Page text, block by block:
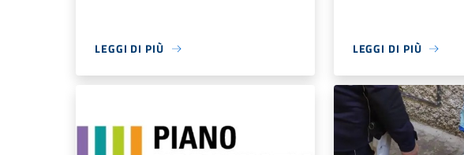
LEGGI DI PIÙ LEGGI DI PIÙ